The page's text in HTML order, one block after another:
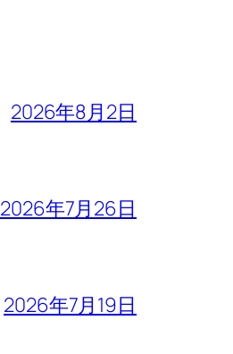
2026年8月2日
2026年7月26日
2026年7月19日